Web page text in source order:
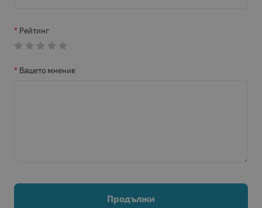
Рейтинг
Вашето мнение
Продължи